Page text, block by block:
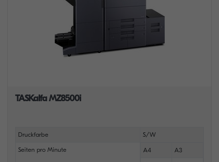
TASKalfa MZ8500i
Druckfarbe S/W
Seiten pro Minute A4 A3